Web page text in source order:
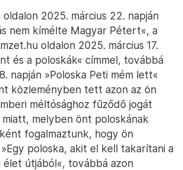
2025. március 22. napján
nem kímélte Magyar Pétert«, a
oldalon 2025. március 17.
és a poloskák« címmel, továbbá
napján »Poloska Peti mém lett«
közleményben tett azon az ön
méltósághoz fűződő jogát
melyben önt poloskának
fogalmaztunk, hogy ön
poloska, akit el kell takarítani a
élet útjából«, továbbá azon